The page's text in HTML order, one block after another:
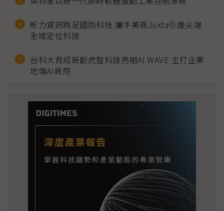
昕力資訊跨足國防科技 攜手美商Juxta引進尖端
全域定位科技
台科大育成新創虎智科技亮相AI WAVE 主打企業
地端AI商用